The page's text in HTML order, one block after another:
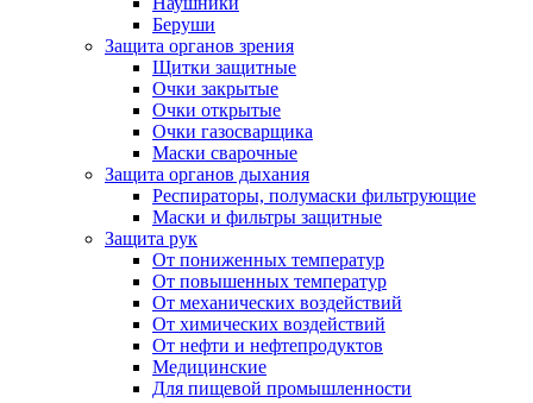
Беруши
Защита органов зрения
Щитки защитные
Очки закрытые
Очки открытые
Очки газосварщика
Маски сварочные
Защита органов дыхания
Респираторы, полумаски фильтрующие
Маски и фильтры защитные
Защита рук
От пониженных температур
От повышенных температур
От механических воздействий
От химических воздействий
От нефти и нефтепродуктов
Медицинские
Для пищевой промышленности